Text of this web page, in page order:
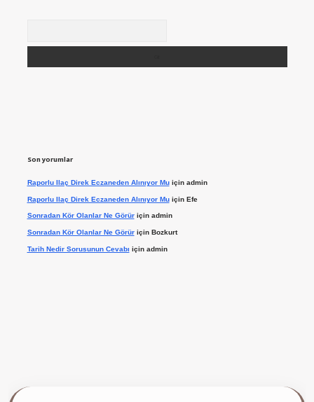
Son yorumlar
Raporlu Ilaç Direk Eczaneden Alınıyor Muiçin admin
Raporlu Ilaç Direk Eczaneden Alınıyor Muiçin Efe
Sonradan Kör Olanlar Ne Görüriçin admin
Sonradan Kör Olanlar Ne Görüriçin Bozkurt
Tarih Nedir Sorusunun Cevabı için admin